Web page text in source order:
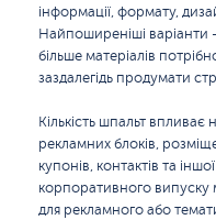
інформації, формату,
Найпоширеніші варіанти
більше матеріалів
заздалегідь продумати
Кількість шпальт впливає
рекламних блоків,
купонів, контактів та
корпоративного випуску
для рекламного або